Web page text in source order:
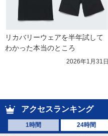
リカバリーウェアを半年試して
わかった本当のところ
2026年1月31日
アクセスランキング
1時間 24時間